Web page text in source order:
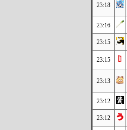
23:18
23:16
23:15
23:15
23:13
23:12
23:12